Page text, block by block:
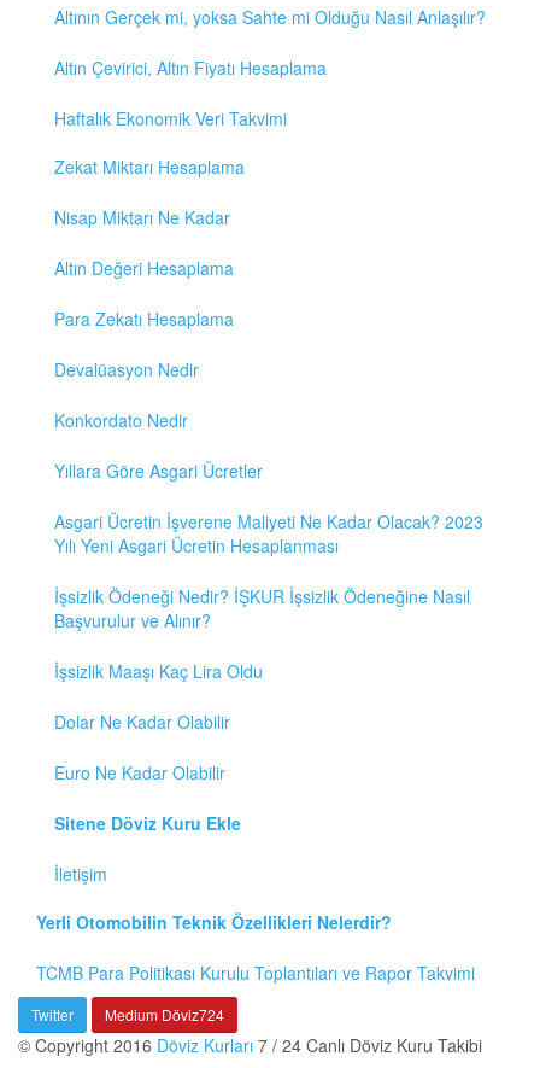
Altının Gerçek mi, yoksa Sahte mi Olduğu Nasıl Anlaşılır?
Altın Çevirici, Altın Fiyatı Hesaplama
Haftalık Ekonomik Veri Takvimi
Zekat Miktarı Hesaplama
Nisap Miktarı Ne Kadar
Altın Değeri Hesaplama
Para Zekatı Hesaplama
Devalüasyon Nedir
Konkordato Nedir
Yıllara Göre Asgari Ücretler
Asgari Ücretin İşverene Maliyeti Ne Kadar Olacak? 2023
Yılı Yeni Asgari Ücretin Hesaplanması
İşsizlik Ödeneği Nedir? İŞKUR İşsizlik Ödeneğine Nasıl
Başvurulur ve Alınır?
İşsizlik Maaşı Kaç Lira Oldu
Dolar Ne Kadar Olabilir
Euro Ne Kadar Olabilir
Sitene Döviz Kuru Ekle
İletişim
Yerli Otomobilin Teknik Özellikleri Nelerdir?
TCMB Para Politikası Kurulu Toplantıları ve Rapor Takvimi
Twitter Medium Döviz724
© Copyright 2016 Döviz Kurları 7 / 24 Canlı Döviz Kuru Takibi